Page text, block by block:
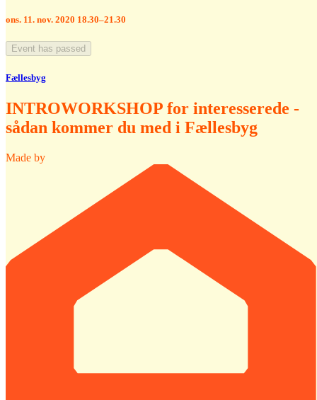
ons. 11. nov. 2020 18.30–21.30
Event has passed
Fællesbyg
INTROWORKSHOP for interesserede -
sådan kommer du med i Fællesbyg
Made by